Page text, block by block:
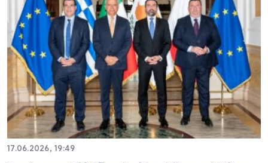
17.06.2026, 19:49